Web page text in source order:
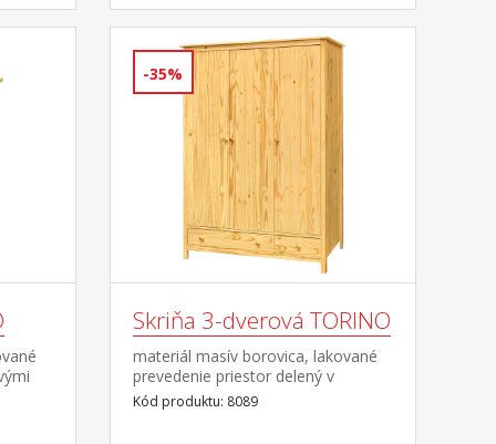
-35%
Skriňa 3-dverová TORINO
materiál masív borovica, lakované
prevedenie priestor delený v
pomere 2:1 širšia časť šatníková tyč
a polica, užšia časť 3 police v
Kód produktu: 8089